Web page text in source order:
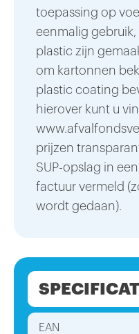
toepassing op
eenmalig
plastic zijn
om kartonnen
plastic coating
hierover kunt u
prijzen
SUP-opslag in
factuur vermeld
wordt gedaan).
EAN